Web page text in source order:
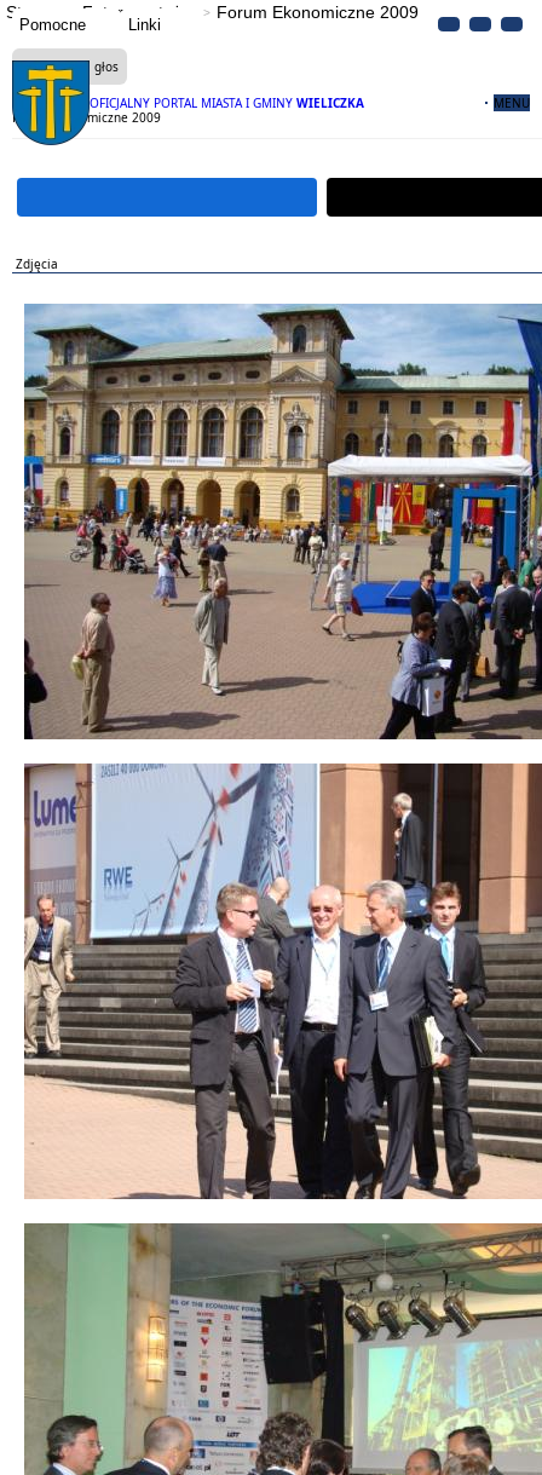
Pomocne Linki
OFICJALNY PORTAL MIASTA I GMINY WIELICZKA MENU
Strona Fotoreportaże Forum Ekonomiczne 2009
Czytaj na głos
Forum Ekonomiczne 2009
Zdjęcia